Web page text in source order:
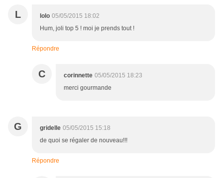
L lolo 05/05/2015 18:02
Hum, joli top 5 ! moi je prends tout !
Répondre
C corinnette 05/05/2015 18:23
merci gourmande
G gridelle 05/05/2015 15:18
de quoi se régaler de nouveau!!!
Répondre